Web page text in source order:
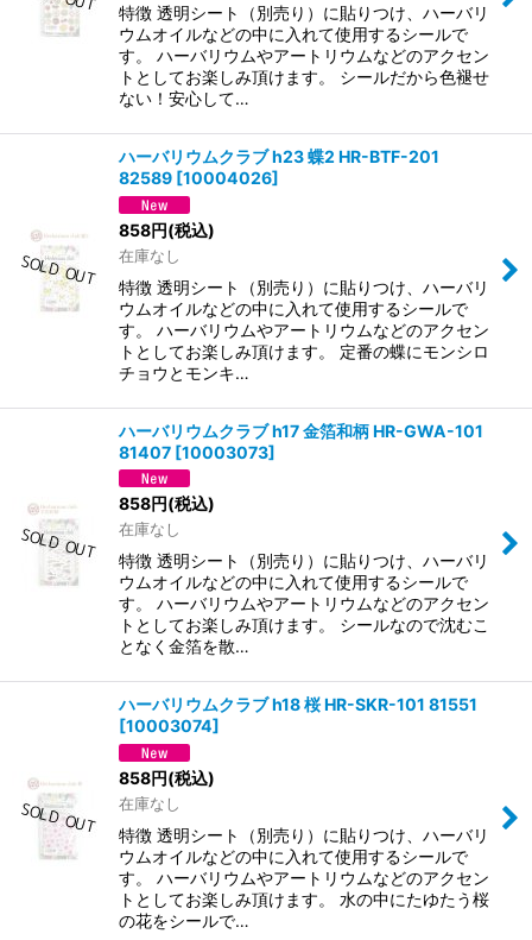
特徴 透明シート（別売り）に貼りつけ、ハーバリ
ウムオイルなどの中に入れて使用するシールで
す。 ハーバリウムやアートリウムなどのアクセン
トとしてお楽しみ頂けます。 シールだから色褪せ
ない！安心して…
ハーバリウムクラブ h23 蝶2 HR-BTF-201
82589 [10004026]
858円(税込)
在庫なし
特徴 透明シート（別売り）に貼りつけ、ハーバリ
ウムオイルなどの中に入れて使用するシールで
す。 ハーバリウムやアートリウムなどのアクセン
トとしてお楽しみ頂けます。 定番の蝶にモンシロ
チョウとモンキ…
ハーバリウムクラブ h17 金箔和柄 HR-GWA-101
81407 [10003073]
858円(税込)
在庫なし
特徴 透明シート（別売り）に貼りつけ、ハーバリ
ウムオイルなどの中に入れて使用するシールで
す。 ハーバリウムやアートリウムなどのアクセン
トとしてお楽しみ頂けます。 シールなので沈むこ
となく金箔を散…
ハーバリウムクラブ h18 桜 HR-SKR-101 81551
[10003074]
858円(税込)
在庫なし
特徴 透明シート（別売り）に貼りつけ、ハーバリ
ウムオイルなどの中に入れて使用するシールで
す。 ハーバリウムやアートリウムなどのアクセン
トとしてお楽しみ頂けます。 水の中にたゆたう桜
の花をシールで…